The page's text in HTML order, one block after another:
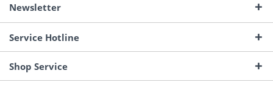
Newsletter
Service Hotline
Shop Service